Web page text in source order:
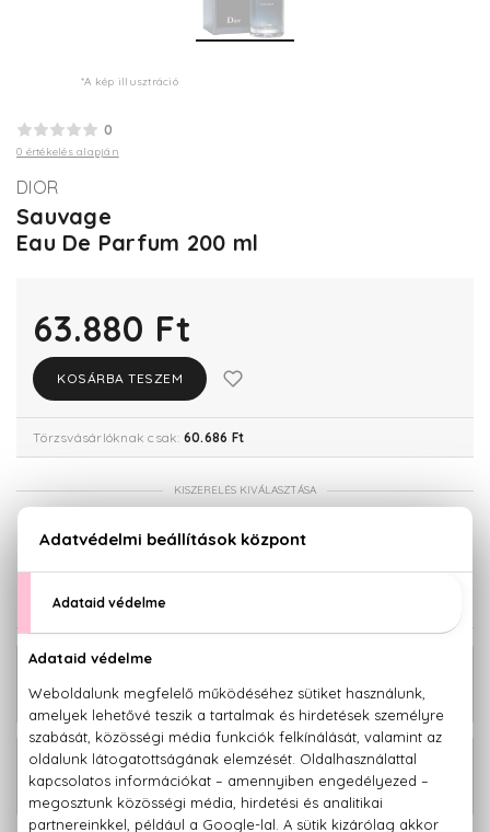
*A kép illusztráció
0
0 értékelés alapján
DIOR
Sauvage
Eau De Parfum 200 ml
63.880 Ft
KOSÁRBA TESZEM
Törzsvásárlóknak csak: 60.686 Ft
KISZERELÉS KIVÁLASZTÁSA
200 ml
ml
14.110 Ft
Sauvage Eau De Toilette
39.960 Ft -